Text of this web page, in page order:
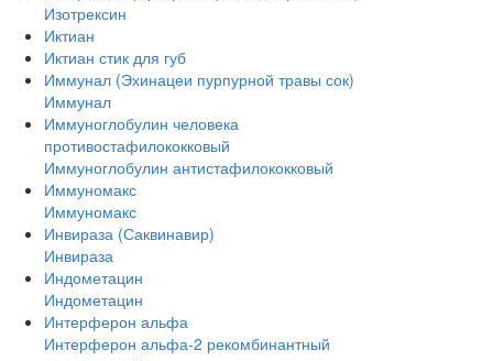
Изотрексин
Иктиан
Иктиан стик для губ
Иммунал (Эхинацеи пурпурной травы сок)
Иммунал
Иммуноглобулин человека
противостафилококковый
Иммуноглобулин антистафилококковый
Иммуномакс
Иммуномакс
Инвираза (Саквинавир)
Инвираза
Индометацин
Индометацин
Интерферон альфа
Интерферон альфа-2 рекомбинантный